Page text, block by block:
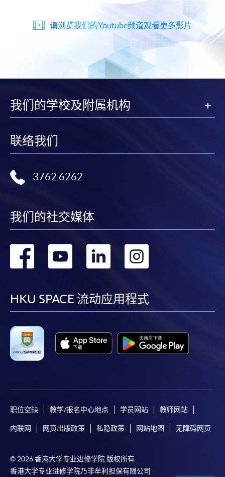
请浏览我们的Youtube频道观看更多影片
我们的学校及附属机构
联络我们
3762 6262
我们的社交媒体
转
facebook
转
youtube
转
linkedin
HKU SPACE 流动应用程式
职位空缺 教学/报名中心地点 学员网站 教师网站
内联网 网页出版政策 私隐政策 网站地图 无障碍网页
© 2026 香港大学专业进修学院 版权所有
香港大学专业进修学院乃非牟利担保有限公司